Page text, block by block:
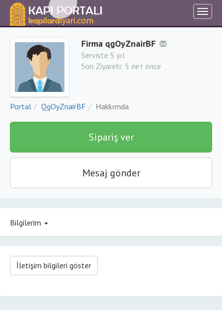
Firma qgOyZnairBF
Serviste 5 yıl
Son Ziyareti: 5 лет önce
Portal QgOyZnairBF Hakkımda
Sipariş ver
Mesaj gönder
Bilgilerim
İletişim bilgileri göster